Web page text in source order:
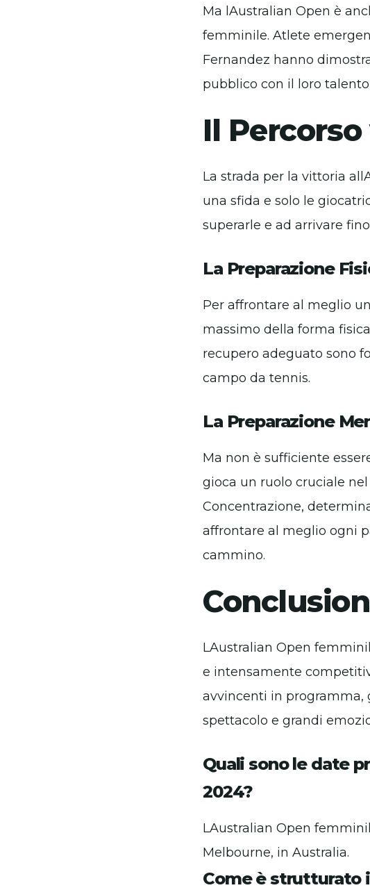
Ma lAustralian Open è
femminile. Atlete
Fernandez hanno
pubblico con il loro
Il
La strada per la vittoria
una sfida e solo le
superarle e ad arrivare
La Preparazione
Per affrontare al meglio
massimo della forma
recupero adeguato sono
campo da tennis.
La Preparazione
Ma non è sufficiente
gioca un ruolo cruciale
Concentrazione,
affrontare al meglio ogni
cammino.
LAustralian Open
e intensamente
avvincenti in programma,
spettacolo e grandi
Quali sono le date
2024?
LAustralian Open
Melbourne, in Australia.
Come è strutturato